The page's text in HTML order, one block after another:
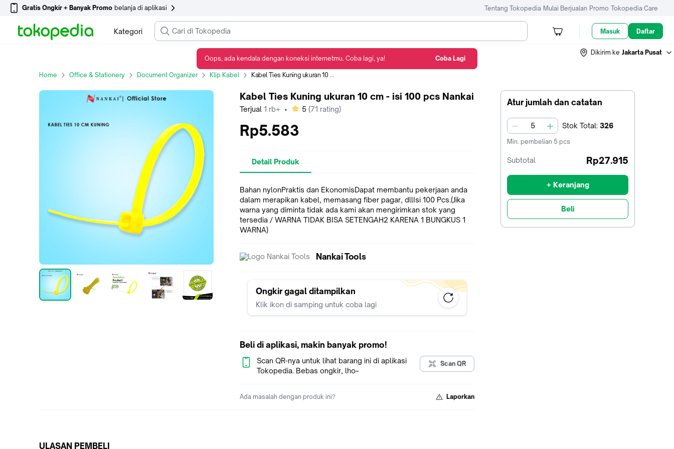
Gratis Ongkir + Banyak Promo belanja di aplikasi Tentang Tokopedia Mulai Berjualan Promo Tokopedia Care
Kategori Masuk Daftar
Dikirim ke Jakarta Pusat
Home Office & Stationery Document Organizer Klip Kabel Kabel Ties Kuning ukuran 10 cm - isi 100 pcs Nankai
Atur jumlah dan catatan
jumlah Stok Total: 326
Min. pembelian 5 pcs
Subtotal Rp27.915
+ Keranjang
Beli
Kabel Ties Kuning ukuran 10 cm - isi 100 pcs Nankai
Terjual 1 rb+ • bintang
5 (71 rating)
Rp5.583
Detail Produk
Bahan nylonPraktis dan EkonomisDapat membantu pekerjaan anda
dalam merapikan kabel, memasang fiber pagar, dllIsi 100 Pcs.(Jika
warna yang diminta tidak ada kami akan mengirimkan stok yang
tersedia / WARNA TIDAK BISA SETENGAH2 KARENA 1 BUNGKUS 1
WARNA)
Nankai Tools
Ongkir gagal ditampilkan
Klik ikon di samping untuk coba lagi
Beli di aplikasi, makin banyak promo!
Scan QR-nya untuk lihat barang ini di aplikasi
Tokopedia. Bebas ongkir, lho~
Scan QR
Ada masalah dengan produk ini? Laporkan
ULASAN PEMBELI
Oops, ada kendala dengan koneksi internetmu. Coba lagi, ya! Coba Lagi